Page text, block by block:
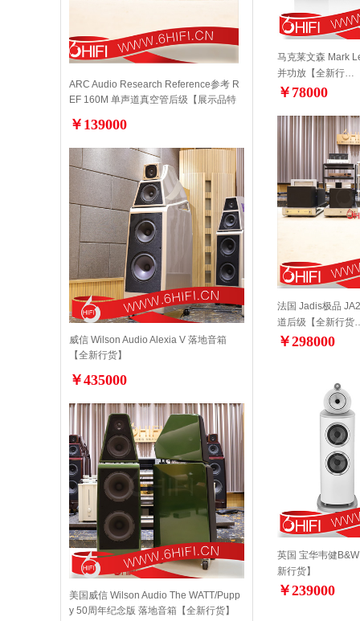
ARC Audio Research Reference参考 R
EF 160M 单声道真空管后级【展示品特
￥139000
威信 Wilson Audio Alexia V 落地音箱
【全新行货】
￥435000
美国威信 Wilson Audio The WATT/Pupp
y 50周年纪念版 落地音箱【全新行货】
马克莱文森 Mark
并功放【全新行…
￥78000
法国 Jadis极品
道后级【全新行货
￥298000
英国 宝华韦健
新行货】
￥239000